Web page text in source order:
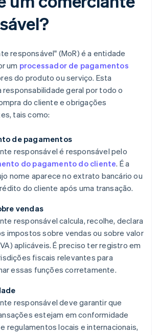
responsável" (MoR) é a entidade
um processador de pagamentos
do produto ou serviço. Esta
geral por todo o
do cliente e obrigações
tais como:
de pagamentos
responsável é responsável pelo
do pagamento do cliente. É a
nome aparece no extrato bancário ou
do cliente após uma transação.
vendas
responsável calcula, recolhe, declara
impostos sobre vendas ou sobre valor
aplicáveis. É preciso ter registro em
fiscais relevantes para
essas funções corretamente.
responsável deve garantir que
estejam em conformidade
regulamentos locais e internacionais,